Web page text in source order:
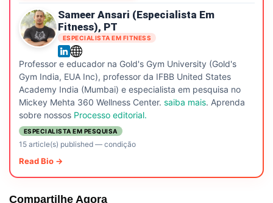
Sameer Ansari (especialista Em
Fitness), PT
ESPECIALISTA EM FITNESS
Professor e educador na Gold's Gym University (Gold's
Gym India, EUA Inc), professor da IFBB United States
Academy India (Mumbai) e especialista em pesquisa no
Mickey Mehta 360 Wellness Center. saiba mais. Aprenda
sobre nossos Processo editorial.
ESPECIALISTA EM PESQUISA
15 article(s) published— condição
Read Bio →
Compartilhe Agora